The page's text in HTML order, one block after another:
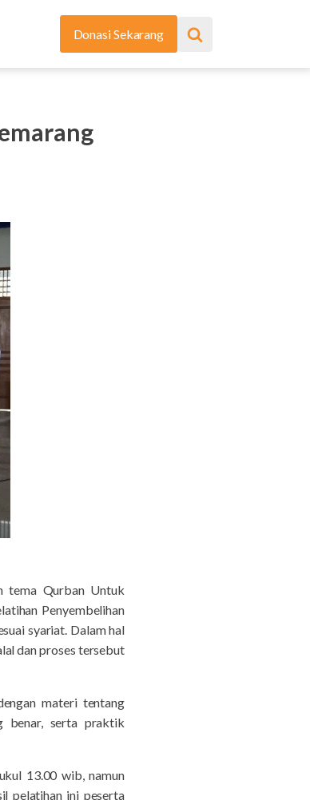
Donasi Sekarang
tema Qurban Untuk
Penyembelihan
syariat. Dalam hal
dan proses tersebut
materi tentang
benar, serta praktik
13.00 wib, namun
pelatihan ini peserta